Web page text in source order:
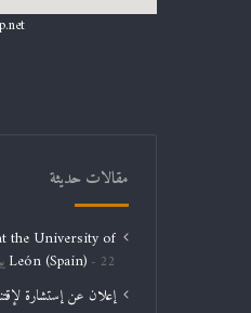
مقالات حديثة
the University of
León (Spain)
22 يوليو 2026
إعلان عن إستشارة